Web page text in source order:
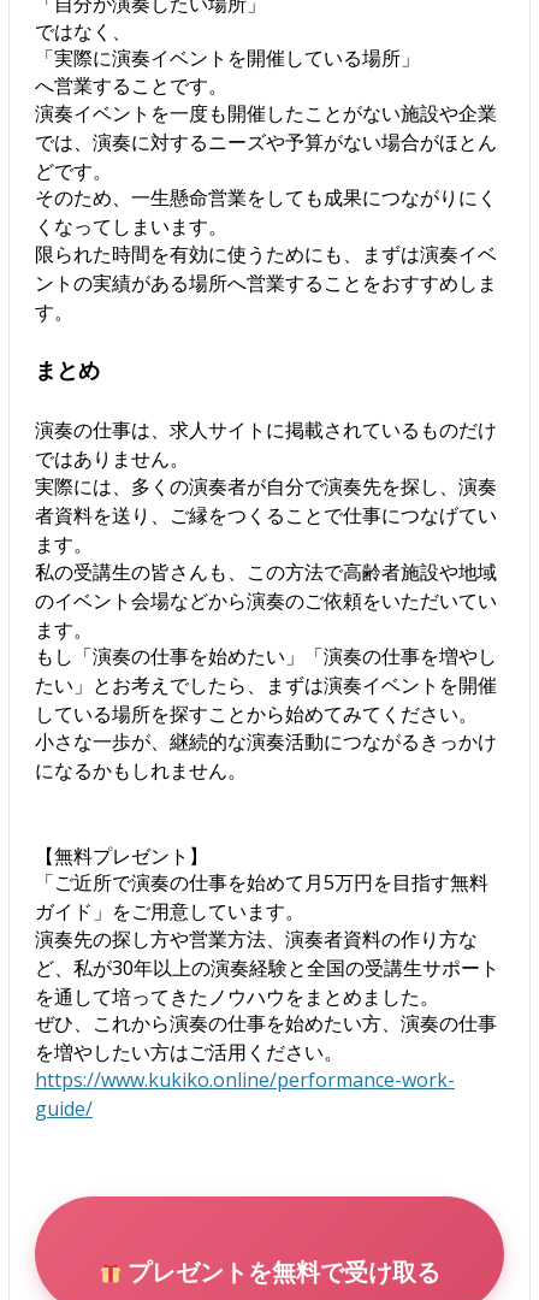
ではなく、
「実際に演奏イベントを開催している場所」
へ営業することです。
演奏イベントを一度も開催したことがない施設や企業
では、演奏に対するニーズや予算がない場合がほとん
どです。
そのため、一生懸命営業をしても成果につながりにく
くなってしまいます。
限られた時間を有効に使うためにも、まずは演奏イベ
ントの実績がある場所へ営業することをおすすめしま
す。
まとめ
演奏の仕事は、求人サイトに掲載されているものだけ
ではありません。
実際には、多くの演奏者が自分で演奏先を探し、演奏
者資料を送り、ご縁をつくることで仕事につなげてい
ます。
私の受講生の皆さんも、この方法で高齢者施設や地域
のイベント会場などから演奏のご依頼をいただいてい
ます。
もし「演奏の仕事を始めたい」「演奏の仕事を増やし
たい」とお考えでしたら、まずは演奏イベントを開催
している場所を探すことから始めてみてください。
小さな一歩が、継続的な演奏活動につながるきっかけ
になるかもしれません。
【無料プレゼント】
「ご近所で演奏の仕事を始めて月5万円を目指す無料
ガイド」をご用意しています。
演奏先の探し方や営業方法、演奏者資料の作り方な
ど、私が30年以上の演奏経験と全国の受講生サポート
を通して培ってきたノウハウをまとめました。
ぜひ、これから演奏の仕事を始めたい方、演奏の仕事
を増やしたい方はご活用ください。
https://www.kukiko.online/performance-work-
guide/
プレゼントを無料で受け取る